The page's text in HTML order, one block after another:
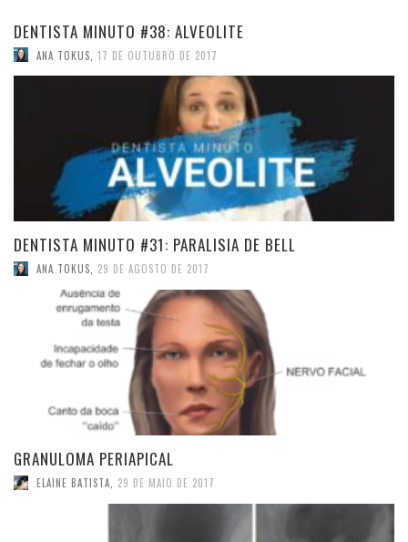
DENTISTA MINUTO #38: ALVEOLITE
ANA TOKUS 17 DE OUTUBRO DE 2017
DENTISTA MINUTO #31: PARALISIA DE BELL
ANA TOKUS, 29 DE AGOSTO DE 2017
GRANULOMA PERIAPICAL
ELAINE BATISTA 29 DE MAIO DE 2017